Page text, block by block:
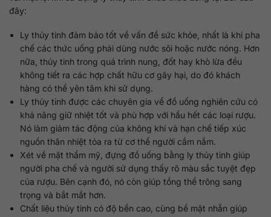
đây:
Ly thủy tinh đảm bảo tốt về vấn đề sức khỏe, nhất là khi pha
chế các thức uống phải dùng nước sôi hoặc nước nóng. Hơn
nữa, thủy tinh trong quá trình nung, đốt hay khò lừa đều
không tiết ra các hợp chất hữu cơ gây hại, do đó khách
hàng có thể yên tâm khi sử dụng.
Ly thủy tinh được các chuyên gia về đồ uống nghiên cứu có
khả năng giữ nhiệt tốt và phù hợp với hầu hết các loại rượu.
Nó làm giảm tác động của không khí và hạn chế tiếp xúc
nguồn thân nhiệt tỏa ra từ cơ thể người cầm nắm.
Xét về mặt thẩm mỹ, đựng đồ uống bằng ly thủy tinh giúp
người pha chế và người sử dụng thấy rõ màu sắc tuyệt đẹp
của rượu. Bên cạnh đó, nó còn giúp tổng thể trông sang
trọng và bắt mắt hơn.
Chất liệu thủy tinh có độ bền cao, cùng bề mặt nhẵn giúp